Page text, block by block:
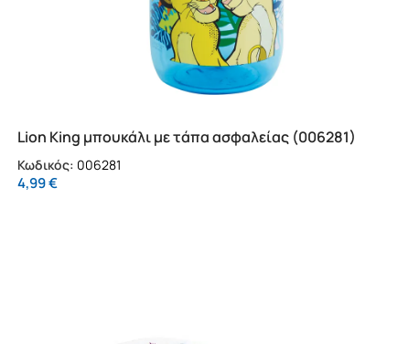
Lion King μπουκάλι με τάπα ασφαλείας (006281)
Κωδικός: 006281
4,99€